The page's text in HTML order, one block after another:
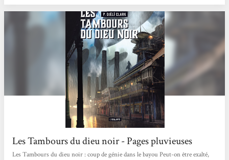
Les Tambours du dieu noir - Pages pluvieuses
Les Tambours du dieu noir : coup de génie dans le bayou Peut-on être exalté,